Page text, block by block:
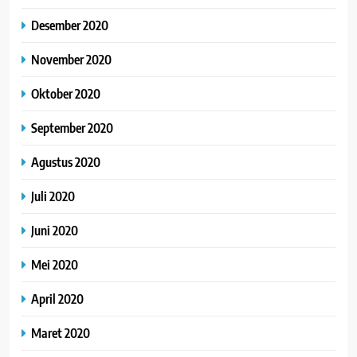
Desember 2020
November 2020
Oktober 2020
September 2020
Agustus 2020
Juli 2020
Juni 2020
Mei 2020
April 2020
Maret 2020